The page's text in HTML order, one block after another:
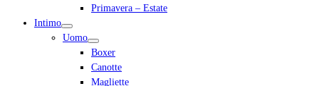
Primavera – Estate
Intimo
Uomo
Boxer
Canotte
Magliette